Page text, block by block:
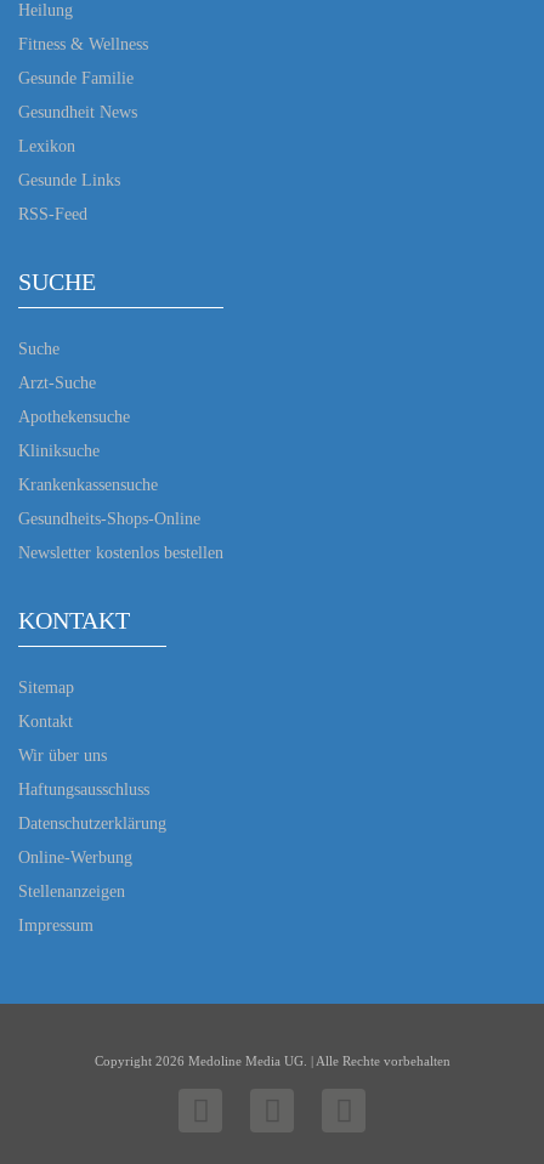
Heilung
Fitness & Wellness
Gesunde Familie
Gesundheit News
Lexikon
Gesunde Links
RSS-Feed
SUCHE
Suche
Arzt-Suche
Apothekensuche
Kliniksuche
Krankenkassensuche
Gesundheits-Shops-Online
Newsletter kostenlos bestellen
KONTAKT
Sitemap
Kontakt
Wir über uns
Haftungsausschluss
Datenschutzerklärung
Online-Werbung
Stellenanzeigen
Impressum
Copyright 2026 Medoline Media UG. | Alle Rechte vorbehalten